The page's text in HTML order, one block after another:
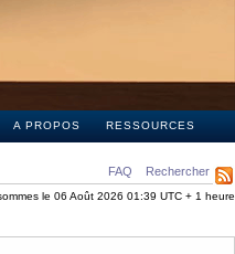
A PROPOS RESSOURCES
FAQ Rechercher
le 06 Août 2026 01:39 UTC + 1 heure